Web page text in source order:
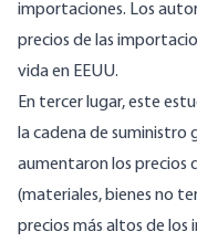
importaciones. Los
precios de las
vida en EEUU.
En tercer lugar, este
la cadena de suministro
aumentaron los precios
(materiales, bienes no
precios más altos de los